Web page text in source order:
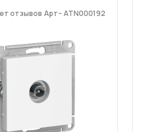
отзывов Арт– ATN000192